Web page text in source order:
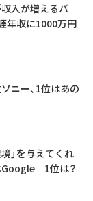
入が増えるバ
年収に1000万円
ニー、1位はあの
」を与えてくれ
1位は？